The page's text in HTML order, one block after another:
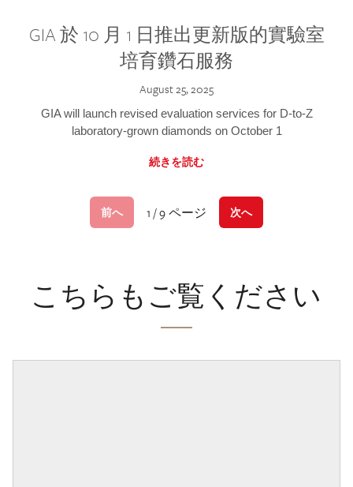
GIA 於 10 月 1 日推出更新版的實驗室
培育鑽石服務
August 25, 2025
GIA will launch revised evaluation services for D-to-Z
laboratory-grown diamonds on October 1
続きを読む
前へ 1 / 9 ページ 次へ
こちらもご覧ください